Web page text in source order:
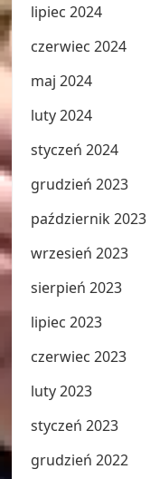
lipiec 2024
czerwiec 2024
maj 2024
luty 2024
styczeń 2024
grudzień 2023
październik 2023
wrzesień 2023
sierpień 2023
lipiec 2023
czerwiec 2023
luty 2023
styczeń 2023
grudzień 2022